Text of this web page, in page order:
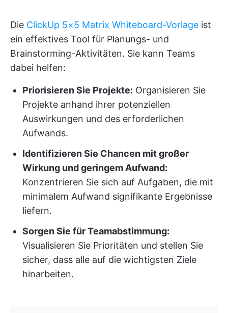
Die ClickUp 5×5 Matrix Whiteboard-Vorlage ist
ein effektives Tool für Planungs- und
Brainstorming-Aktivitäten. Sie kann Teams
dabei helfen:
Priorisieren Sie Projekte: Organisieren Sie
Projekte anhand ihrer potenziellen
Auswirkungen und des erforderlichen
Aufwands.
Identifizieren Sie Chancen mit großer
Wirkung und geringem Aufwand:
Konzentrieren Sie sich auf Aufgaben, die mit
minimalem Aufwand signifikante Ergebnisse
liefern.
Sorgen Sie für Teamabstimmung:
Visualisieren Sie Prioritäten und stellen Sie
sicher, dass alle auf die wichtigsten Ziele
hinarbeiten.